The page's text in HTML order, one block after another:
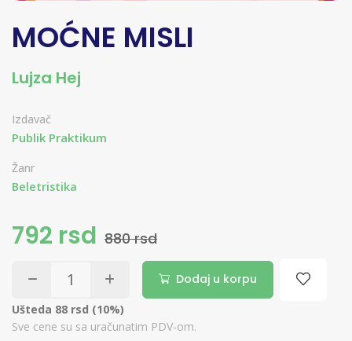
MOĆNE MISLI
Lujza Hej
Izdavač
Publik Praktikum
Žanr
Beletristika
792 rsd 880 rsd
Dodaj u korpu
Ušteda 88 rsd (10%)
Sve cene su sa uračunatim PDV-om.